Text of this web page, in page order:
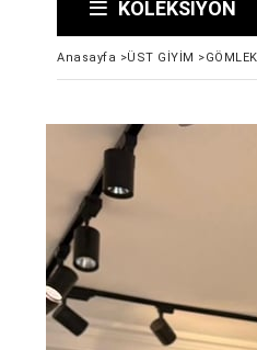
KOLEKSİYON
Anasayfa >ÜST GİYİM >